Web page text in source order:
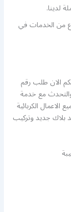
لدينا.
من الخدمات في
الان طلب رقم
مع خدمة
الكربائية
بلاك جديد وتركيب